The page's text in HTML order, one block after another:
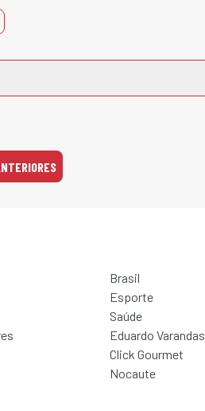
Brasil
Esporte
Saúde
Eduardo Varandas
Click Gourmet
Nocaute